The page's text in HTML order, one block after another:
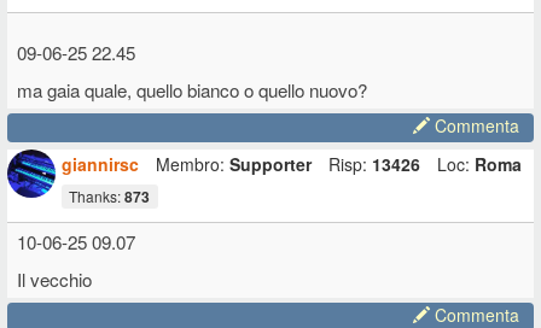
09-06-25 22.45
ma gaia quale, quello bianco o quello nuovo?
Commenta
giannirsc
Membro: Supporter Risp: 13426 Loc: Roma
Thanks:873
10-06-25 09.07
Il vecchio
Commenta